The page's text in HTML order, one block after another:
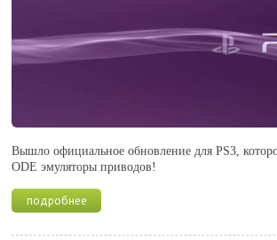
Вышло официальное обновление для PS3,
ODE эмуляторы приводов!
подробнее